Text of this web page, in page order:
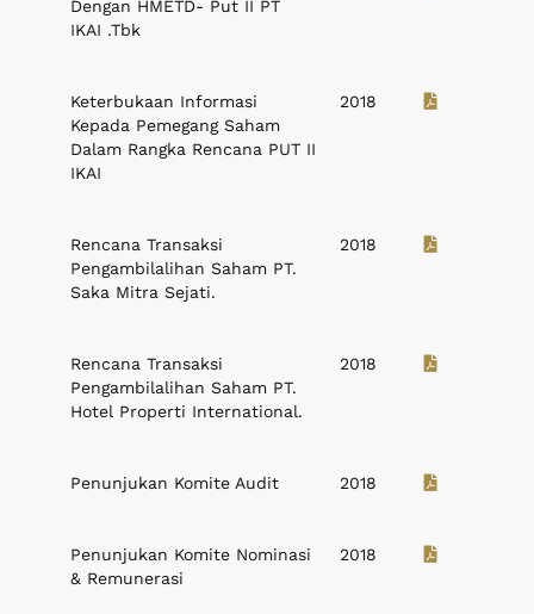
Dengan HMETD- Put II PT
IKAI .Tbk
Keterbukaan Informasi
Kepada Pemegang Saham
Dalam Rangka Rencana PUT II
IKAI
2018
Rencana Transaksi
Pengambilalihan Saham PT.
Saka Mitra Sejati.
2018
Rencana Transaksi
Pengambilalihan Saham PT.
Hotel Properti International.
2018
Penunjukan Komite Audit 2018
Penunjukan Komite Nominasi
& Remunerasi
2018